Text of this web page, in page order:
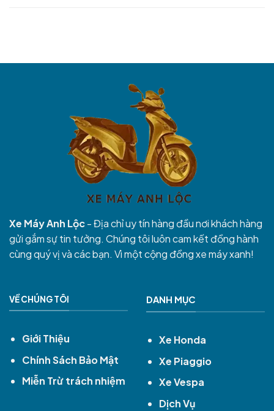
Xe Máy Anh Lộc- Địa chỉ uy tín hàng đầu nơi khách hàng
gửi gắm sự tin tưởng. Chúng tôi luôn cam kết đồng hành
cùng quý vị và các bạn. Vì một cộng đồng xe máy xanh!
VỀ CHÚNG TÔI
Giới Thiệu
Chính Sách Bảo Mật
Miễn Trừ trách nhiệm
DANH MỤC
Xe Honda
Xe Piaggio
Xe Vespa
Dịch Vụ